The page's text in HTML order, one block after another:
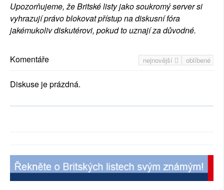
Upozorňujeme, že Britské listy jako soukromý server si
vyhrazují právo blokovat přístup na diskusní fóra
jakémukoliv diskutérovi, pokud to uznají za důvodné.
nejnovější oblíbené
Komentáře
Diskuse je prázdná.